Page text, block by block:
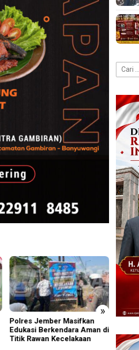
»
Polres Jember Masifkan
Edukasi Berkendara Aman di
Titik Rawan Kecelakaan
Cari
untuk: